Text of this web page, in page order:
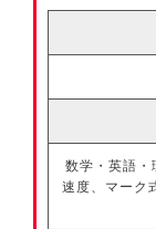
数学・英語・
速度、マーク